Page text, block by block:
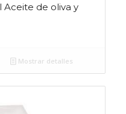
de oliva y
Mostrar detalles